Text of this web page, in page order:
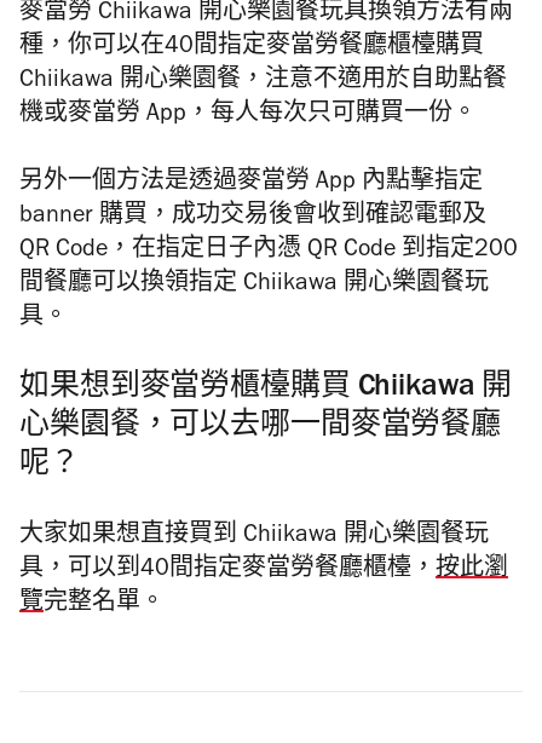
麥當勞 Chiikawa 開心樂園餐玩具換領方法有兩
種，你可以在40間指定麥當勞餐廳櫃檯購買
Chiikawa 開心樂園餐，注意不適用於自助點餐
機或麥當勞 App，每人每次只可購買一份。
另外一個方法是透過麥當勞 App 內點擊指定
banner 購買，成功交易後會收到確認電郵及
QR Code，在指定日子內憑 QR Code 到指定200
間餐廳可以換領指定 Chiikawa 開心樂園餐玩
具。
如果想到麥當勞櫃檯購買 Chiikawa 開
心樂園餐，可以去哪一間麥當勞餐廳
呢？
大家如果想直接買到 Chiikawa 開心樂園餐玩
具，可以到40間指定麥當勞餐廳櫃檯， 按此瀏
覽完整名單。